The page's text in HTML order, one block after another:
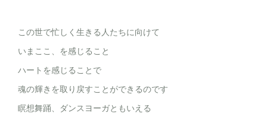
この世で忙しく生きる人たちに向けて
いまここ、を感じること
ハートを感じることで
魂の輝きを取り戻すことができるのです
瞑想舞踊、ダンスヨーガともいえる